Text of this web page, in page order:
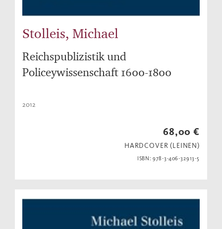
Stolleis, Michael
Reichspublizistik und
Policeywissenschaft 1600-1800
2012
68,00 €
HARDCOVER (LEINEN)
ISBN: 978-3-406-32913-5